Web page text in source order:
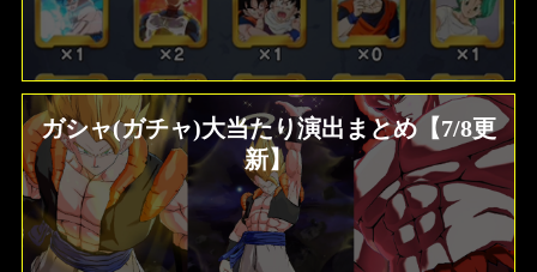
ガシャ(ガチャ)大当たり演出まとめ【7/8更
新】